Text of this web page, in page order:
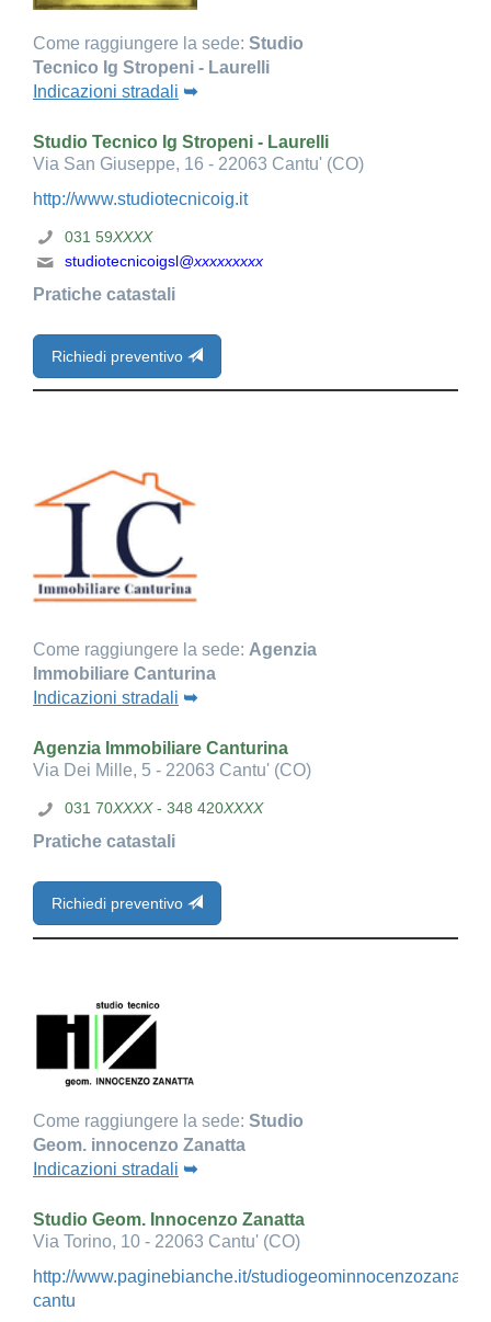
Come raggiungere la sede: Studio
Tecnico Ig Stropeni - Laurelli
Indicazioni stradali ➥
Studio Tecnico Ig Stropeni - Laurelli
Via San Giuseppe, 16 - 22063 Cantu' (CO)
http://www.studiotecnicoig.it
031 59XXXX
studiotecnicoigsl@xxxxxxxxx
Pratiche catastali
Richiedi preventivo
Come raggiungere la sede: Agenzia
Immobiliare Canturina
Indicazioni stradali ➥
Agenzia Immobiliare Canturina
Via Dei Mille, 5 - 22063 Cantu' (CO)
031 70XXXX- 348 420XXXX
Pratiche catastali
Richiedi preventivo
Come raggiungere la sede: Studio
Geom. innocenzo Zanatta
Indicazioni stradali ➥
Studio Geom. Innocenzo Zanatta
Via Torino, 10 - 22063 Cantu' (CO)
http://www.paginebianche.it/studiogeominnocenzozanatta-
cantu